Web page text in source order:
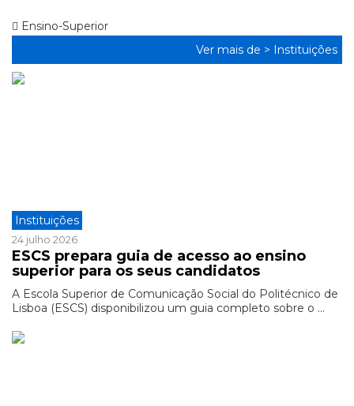
Ensino-Superior
Ver mais de > Instituições
Instituições
24 julho 2026
ESCS prepara guia de acesso ao ensino
superior para os seus candidatos
A Escola Superior de Comunicação Social do Politécnico de
Lisboa (ESCS) disponibilizou um guia completo sobre o ...